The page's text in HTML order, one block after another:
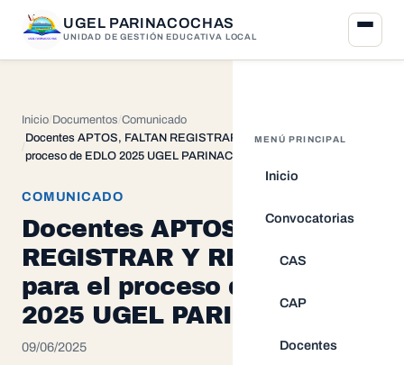
UGEL PARINACOCHAS
UNIDAD DE GESTIÓN EDUCATIVA LOCAL
MENÚ PRINCIPAL
Inicio
Convocatorias
CAS
CAP
Docentes
Inicio Documentos Comunicado
Docentes APTOS, FALTAN REGISTRAR Y RETIRADOS para el
proceso de EDLO 2025 UGEL PARINACOCHAS
COMUNICADO
Docentes APTOS, FALTAN
REGISTRAR Y RETIRADOS
para el proceso de EDLO
2025 UGEL PARINACOCHAS
09/06/2025